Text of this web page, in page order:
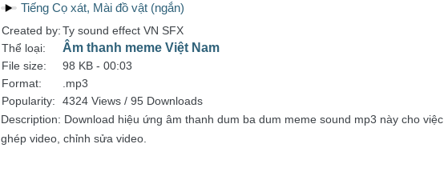
Tiếng Cọ xát, Mài đồ vật (ngắn)
Created by:Ty sound effect VN SFX
Thể loại:
Âm thanh meme Việt Nam
File size: 98 KB - 00:03
Format:
.mp3
Popularity:
4324 Views / 95 Downloads
Description: Download hiệu ứng âm thanh dum ba dum meme sound mp3 này cho việc
ghép video, chỉnh sửa video.